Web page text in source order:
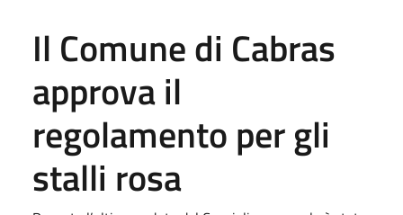
Il Comune di Cabras
approva il
regolamento per gli
stalli rosa